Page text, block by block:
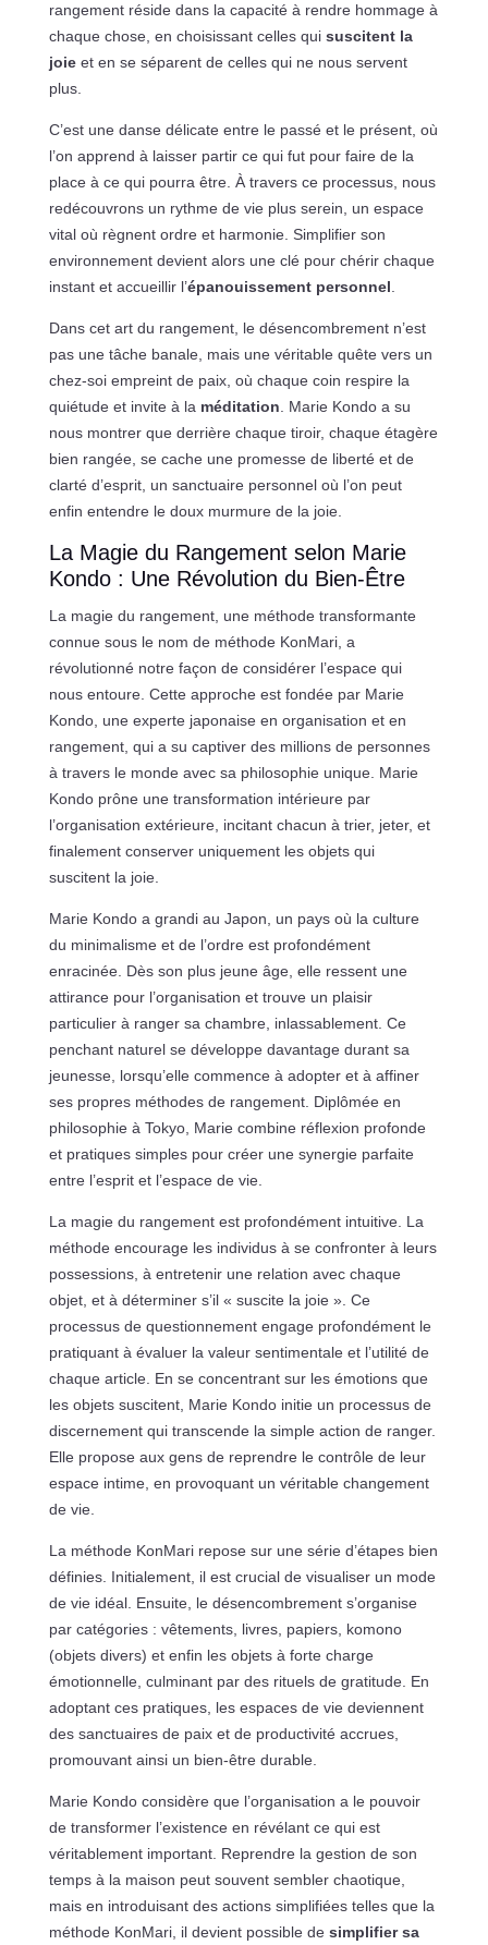
rangement réside dans la capacité à rendre hommage à
chaque chose, en choisissant celles qui suscitent la
joieet en se séparent de celles qui ne nous servent
plus.
C’est une danse délicate entre le passé et le présent, où
l’on apprend à laisser partir ce qui fut pour faire de la
place à ce qui pourra être. À travers ce processus, nous
redécouvrons un rythme de vie plus serein, un espace
vital où règnent ordre et harmonie. Simplifier son
environnement devient alors une clé pour chérir chaque
instant et accueillir l’épanouissement personnel
Dans cet art du rangement, le désencombrement n’est
pas une tâche banale, mais une véritable quête vers un
chez-soi empreint de paix, où chaque coin respire la
quiétude et invite à la méditation . Marie Kondo a su
nous montrer que derrière chaque tiroir, chaque étagère
bien rangée, se cache une promesse de liberté et de
clarté d’esprit, un sanctuaire personnel où l’on peut
enfin entendre le doux murmure de la joie.
La Magie du Rangement selon Marie
Kondo : Une Révolution du Bien-Être
La magie du rangement, une méthode transformante
connue sous le nom de méthode KonMari, a
révolutionné notre façon de considérer l’espace qui
nous entoure. Cette approche est fondée par Marie
Kondo, une experte japonaise en organisation et en
rangement, qui a su captiver des millions de personnes
à travers le monde avec sa philosophie unique. Marie
Kondo prône une transformation intérieure par
l’organisation extérieure, incitant chacun à trier, jeter, et
finalement conserver uniquement les objets qui
suscitent la joie.
Marie Kondo a grandi au Japon, un pays où la culture
du minimalisme et de l’ordre est profondément
enracinée. Dès son plus jeune âge, elle ressent une
attirance pour l’organisation et trouve un plaisir
particulier à ranger sa chambre, inlassablement. Ce
penchant naturel se développe davantage durant sa
jeunesse, lorsqu’elle commence à adopter et à affiner
ses propres méthodes de rangement. Diplômée en
philosophie à Tokyo, Marie combine réflexion profonde
et pratiques simples pour créer une synergie parfaite
entre l’esprit et l’espace de vie.
La magie du rangement est profondément intuitive. La
méthode encourage les individus à se confronter à leurs
possessions, à entretenir une relation avec chaque
objet, et à déterminer s’il « suscite la joie ». Ce
processus de questionnement engage profondément le
pratiquant à évaluer la valeur sentimentale et l’utilité de
chaque article. En se concentrant sur les émotions que
les objets suscitent, Marie Kondo initie un processus de
discernement qui transcende la simple action de ranger.
Elle propose aux gens de reprendre le contrôle de leur
espace intime, en provoquant un véritable changement
de vie.
La méthode KonMari repose sur une série d’étapes bien
définies. Initialement, il est crucial de visualiser un mode
de vie idéal. Ensuite, le désencombrement s’organise
par catégories : vêtements, livres, papiers, komono
(objets divers) et enfin les objets à forte charge
émotionnelle, culminant par des rituels de gratitude. En
adoptant ces pratiques, les espaces de vie deviennent
des sanctuaires de paix et de productivité accrues,
promouvant ainsi un bien-être durable.
Marie Kondo considère que l’organisation a le pouvoir
de transformer l’existence en révélant ce qui est
véritablement important. Reprendre la gestion de son
temps à la maison peut souvent sembler chaotique,
mais en introduisant des actions simplifiées telles que la
méthode KonMari, il devient possible de simplifier sa